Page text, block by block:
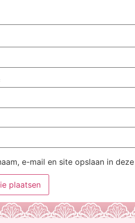
e-mail en site opslaan in